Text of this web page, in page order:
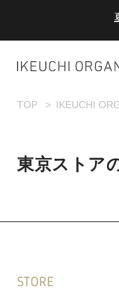
ダブルポイン
TOP IKEUCHI
東京ストア
STORE